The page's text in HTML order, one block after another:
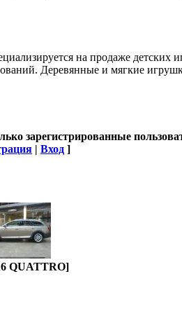
на продаже детских
Деревянные и мягкие
зарегистрированные
| Вход ]
QUATTRO]